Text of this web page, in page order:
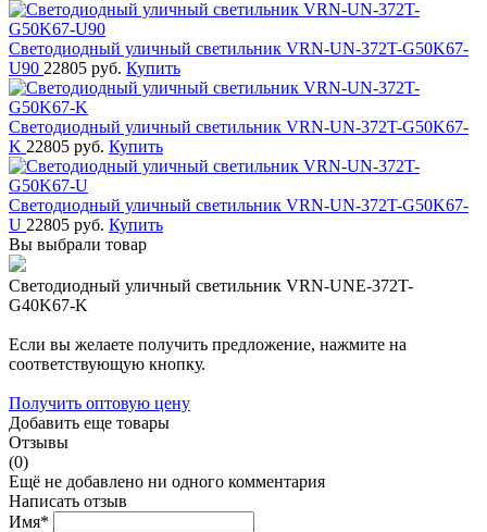
Светодиодный уличный светильник VRN-UN-372T-G50K67-
U90 22805 руб. Купить
Светодиодный уличный светильник VRN-UN-372T-G50K67-
K 22805 руб. Купить
Светодиодный уличный светильник VRN-UN-372T-G50K67-
U 22805 руб. Купить
Вы выбрали товар
Светодиодный уличный светильник VRN-UNE-372T-
G40K67-K
Если вы желаете получить предложение, нажмите на
соответствующую кнопку.
Получить оптовую цену
Добавить еще товары
Отзывы
(0)
Ещё не добавлено ни одного комментария
Написать отзыв
Имя*